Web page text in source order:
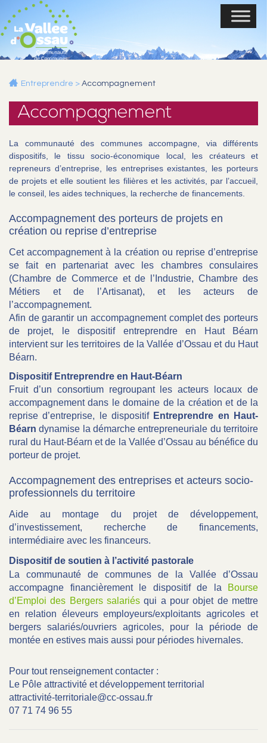
Entreprendre > Accompagnement
Accompagnement
La communauté des communes accompagne, via différents
dispositifs, le tissu socio-économique local, les créateurs et
repreneurs d’entreprise, les entreprises existantes, les porteurs
de projets et elle soutient les filières et les activités, par l’accueil,
le conseil, les aides techniques, la recherche de financements.
Accompagnement des porteurs de projets en
création ou reprise d’entreprise
Cet accompagnement à la création ou reprise d’entreprise
se fait en partenariat avec les chambres consulaires
(Chambre de Commerce et de l’Industrie, Chambre des
Métiers et de l’Artisanat), et les acteurs de
l’accompagnement.
Afin de garantir un accompagnement complet des porteurs
de projet, le dispositif entreprendre en Haut Béarn
intervient sur les territoires de la Vallée d’Ossau et du Haut
Béarn.
Dispositif Entreprendre en Haut-Béarn
Fruit d’un consortium
regroupant les acteurs locaux de
accompagnement dans le domaine de la création et de la
reprise d’entreprise, le dispositif Entreprendre en
Haut-
Béarn dynamise la démarche entrepreneuriale du territoire
rural du Haut-Béarn et de la Vallée d’Ossau au bénéfice du
porteur de projet.
Accompagnement des entreprises et acteurs socio-
professionnels du territoire
Aide au montage du projet de développement,
d’investissement, recherche de financements,
intermédiaire avec les financeurs.
Dispositif de soutien à l’activité pastorale
La communauté de communes de la Vallée d’Ossau
accompagne financièrement le dispositif de la
Bourse
d’Emploi des Bergers salariés qui a pour objet de mettre
en relation éleveurs employeurs/exploitants agricoles et
bergers salariés/ouvriers agricoles, pour la période de
montée en estives mais aussi pour périodes hivernales.
Pour tout renseignement contacter :
Le Pôle attractivité et développement territorial
attractivité-territoriale@cc-ossau.fr
07 71 74 96 55